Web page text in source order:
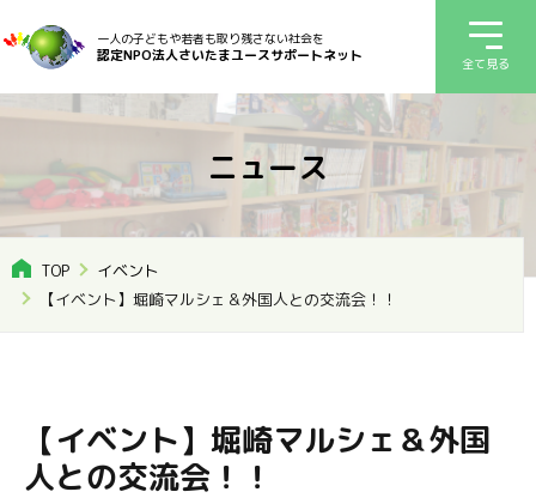
一人の子どもや若者も取り残さない社会を
認定NPO法人さいたまユースサポートネット 全て見る
ニュース
TOP
イベント
【イベント】堀崎マルシェ＆外国人との交流会！！
【イベント】堀崎マルシェ＆外国
人との交流会！！